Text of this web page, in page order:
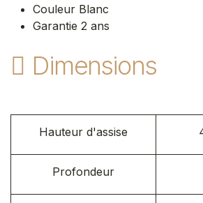
Couleur Blanc ​
Garantie 2 ans​
Dimensions
Hauteur d'assise
Profondeur